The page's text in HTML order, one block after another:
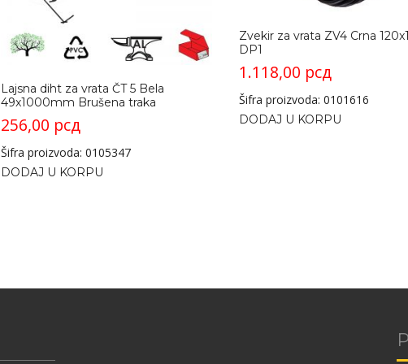
Lajsna diht za vrata ČT 5 Bela
49x1000mm Brušena traka
256,00 рсд
Šifra proizvoda: 0105347
DODAJ U KORPU
Zvekir za vrata ZV4 Crna
DP1
1.118,00 рсд
Šifra proizvoda: 0101616
DODAJ U KORPU